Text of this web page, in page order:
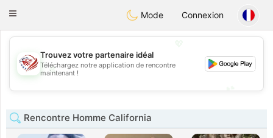
StatesDating
Toggle
Mode Connexion
💖
💕
Trouvez votre partenaire idéal
Téléchargez notre application de rencontre
maintenant !
Rencontre Homme California